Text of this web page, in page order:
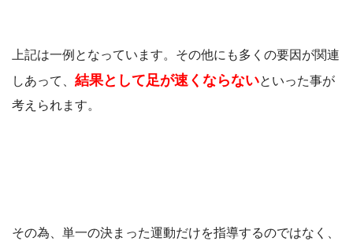
上記は一例となっています。その他にも多くの要因が関連
しあって、 結果として足が速くならないといった事が
考えられます。
その為、単一の決まった運動だけを指導するのではなく、